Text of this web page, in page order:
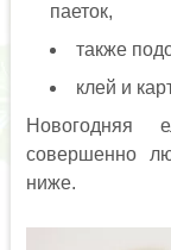
паеток,
также
клей и
Новогодняя
совершенно
ниже.